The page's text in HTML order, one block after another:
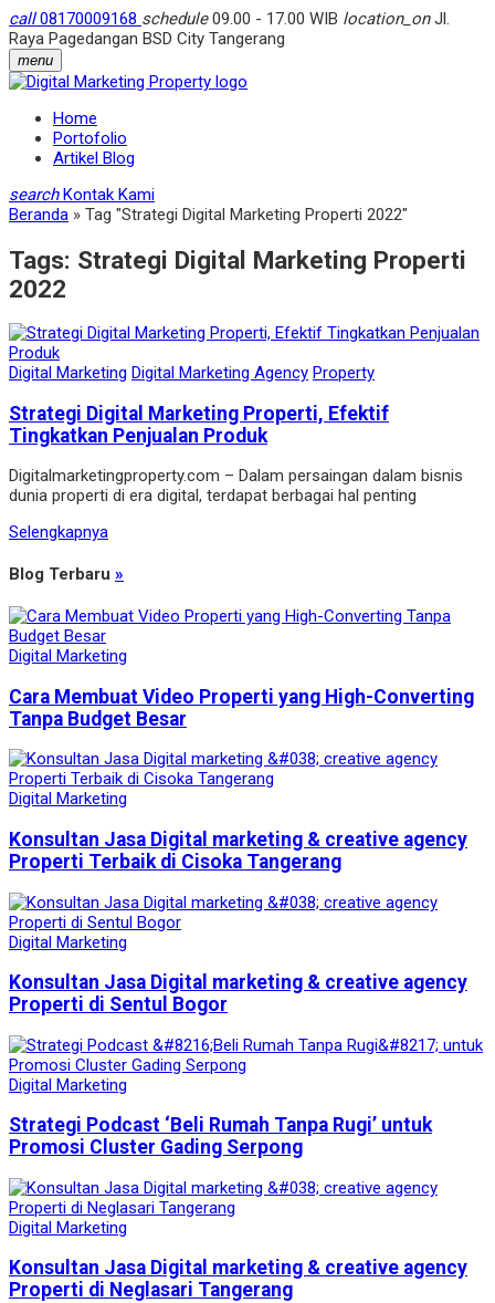
call08170009168 schedule09.00 - 17.00 WIB location_onJl.
Raya Pagedangan BSD City Tangerang
menu
Home
Portofolio
Artikel Blog
search Kontak Kami
Beranda » Tag "Strategi Digital Marketing Properti 2022"
Tags: Strategi Digital Marketing Properti
2022
Digital Marketing Digital Marketing Agency Property
Strategi Digital Marketing Properti, Efektif
Tingkatkan Penjualan Produk
Digitalmarketingproperty.com – Dalam persaingan dalam bisnis
dunia properti di era digital, terdapat berbagai hal penting
Selengkapnya
Blog Terbaru »
Digital Marketing
Cara Membuat Video Properti yang High-Converting
Tanpa Budget Besar
Digital Marketing
Konsultan Jasa Digital marketing & creative agency
Properti Terbaik di Cisoka Tangerang
Digital Marketing
Konsultan Jasa Digital marketing & creative agency
Properti di Sentul Bogor
Digital Marketing
Strategi Podcast ‘Beli Rumah Tanpa Rugi’ untuk
Promosi Cluster Gading Serpong
Digital Marketing
Konsultan Jasa Digital marketing & creative agency
Properti di Neglasari Tangerang